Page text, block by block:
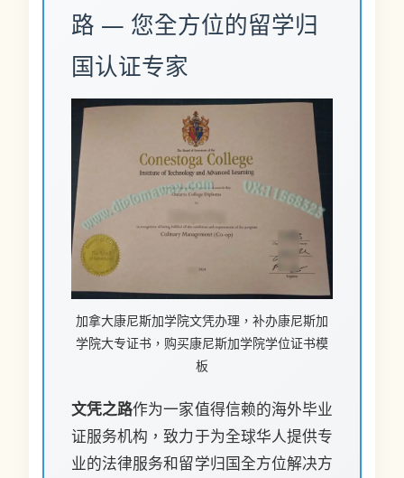
路 — 您全方位的留学归
国认证专家
加拿大康尼斯加学院文凭办理，补办康尼斯加
学院大专证书，购买康尼斯加学院学位证书模
板
文凭之路作为一家值得信赖的海外毕业
证服务机构，致力于为全球华人提供专
业的法律服务和留学归国全方位解决方